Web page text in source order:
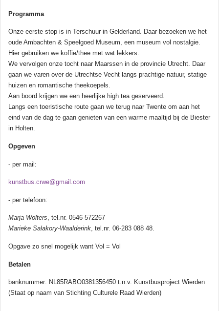
Programma
Onze eerste stop is in Terschuur in Gelderland. Daar bezoeken we het
oude Ambachten & Speelgoed Museum, een museum vol nostalgie.
Hier gebruiken we koffie/thee met wat lekkers.
We vervolgen onze tocht naar Maarssen in de provincie Utrecht. Daar
gaan we varen over de Utrechtse Vecht langs prachtige natuur, statige
huizen en romantische theekoepels.
Aan boord krijgen we een heerlijke high tea geserveerd.
Langs een toeristische route gaan we terug naar Twente om aan het
eind van de dag te gaan genieten van een warme maaltijd bij de Biester
in Holten.
Opgeven
- per mail:
kunstbus.crwe@gmail.com
- per telefoon:
Marja Wolters, tel.nr. 0546-572267
Marieke Salakory-Waalderink, tel.nr. 06-283 088 48.
Opgave zo snel mogelijk want Vol = Vol
Betalen
banknummer: NL85RABO0381356450 t.n.v. Kunstbusproject Wierden
(Staat op naam van Stichting Culturele Raad Wierden)